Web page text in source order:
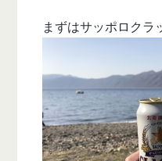
まずはサッポロクラ